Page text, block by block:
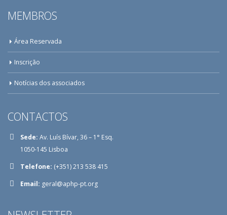
MEMBROS
Área Reservada
Inscrição
Notícias dos associados
CONTACTOS
Sede: Av. Luís Bívar, 36 – 1° Esq.
1050-145 Lisboa
Telefone: (+351) 213 538 415
Email: geral@aphp-pt.org